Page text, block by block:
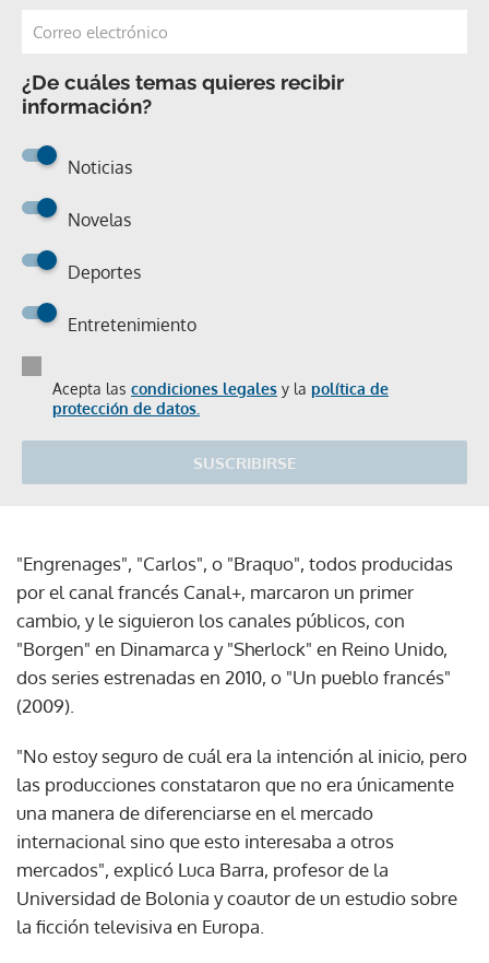
¿De cuáles temas quieres recibir
información?
Noticias
Novelas
Deportes
Entretenimiento
Acepta las condiciones legales y la política de
protección de datos.
SUSCRIBIRSE
"Engrenages", "Carlos", o "Braquo", todos producidas
por el canal francés Canal+, marcaron un primer
cambio, y le siguieron los canales públicos, con
"Borgen" en Dinamarca y "Sherlock" en Reino Unido,
dos series estrenadas en 2010, o "Un pueblo francés"
(2009).
"No estoy seguro de cuál era la intención al inicio, pero
las producciones constataron que no era únicamente
una manera de diferenciarse en el mercado
internacional sino que esto interesaba a otros
mercados", explicó Luca Barra, profesor de la
Universidad de Bolonia y coautor de un estudio sobre
la ficción televisiva en Europa.